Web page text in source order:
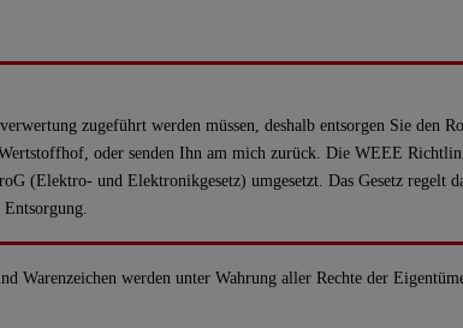
zugeführt werden müssen, deshalb entsorgen Sie den
Wertstoffhof, oder senden Ihn am mich zurück. Die WEEE
(Elektro- und Elektronikgesetz) umgesetzt. Das Gesetz
werden unter Wahrung aller Rechte der